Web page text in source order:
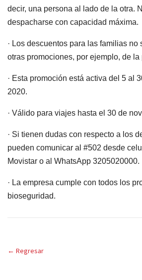
decir, una persona al lado de la otra.
despacharse con capacidad máxima.
· Los descuentos para las familias
otras promociones, por ejemplo, de la
· Esta promoción está activa del 5 al
2020.
· Válido para viajes hasta el 30 de
· Si tienen dudas con respecto a los
pueden comunicar al #502 desde
Movistar o al WhatsApp 3205020000.
· La empresa cumple con todos los
bioseguridad.
← Regresar